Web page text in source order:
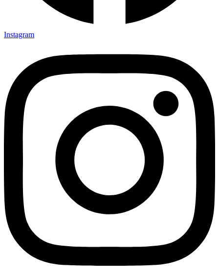
Instagram